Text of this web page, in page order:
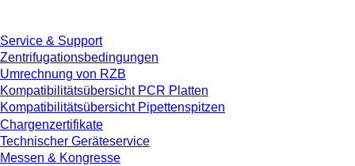
Service & Support
Zentrifugationsbedingungen
Umrechnung von RZB
Kompatibilitätsübersicht PCR Platten
Kompatibilitätsübersicht Pipettenspitzen
Chargenzertifikate
Technischer Geräteservice
Messen & Kongresse